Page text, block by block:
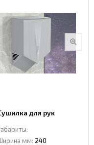
для рук
мм: 240